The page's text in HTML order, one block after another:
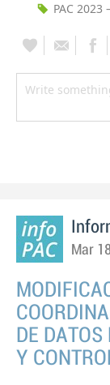
PAC 2023
Mar
DE
Y